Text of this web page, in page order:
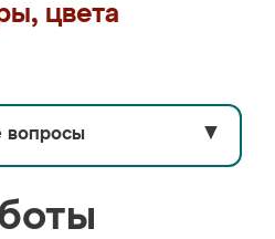
цвета
вопросы ▼